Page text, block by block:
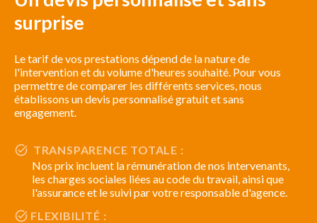
surprise
Le tarif de vos prestations dépend de la nature de
l'intervention et du volume d'heures souhaité. Pour vous
permettre de comparer les différents services, nous
établissons un devis personnalisé gratuit et sans
engagement.
TRANSPARENCE TOTALE :
Nos prix incluent la rémunération de nos intervenants,
les charges sociales liées au code du travail, ainsi que
l'assurance et le suivi par votre responsable d'agence.
FLEXIBILITÉ :